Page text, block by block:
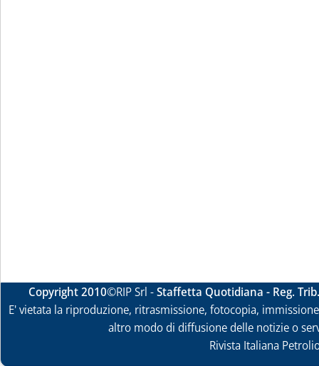
Copyright 2010©RIP Srl -Staffetta Quotidiana - Reg.
E' vietata la riproduzione, ritrasmissione, fotocopia,
altro modo di diffusione delle notizie o
Rivista Italiana